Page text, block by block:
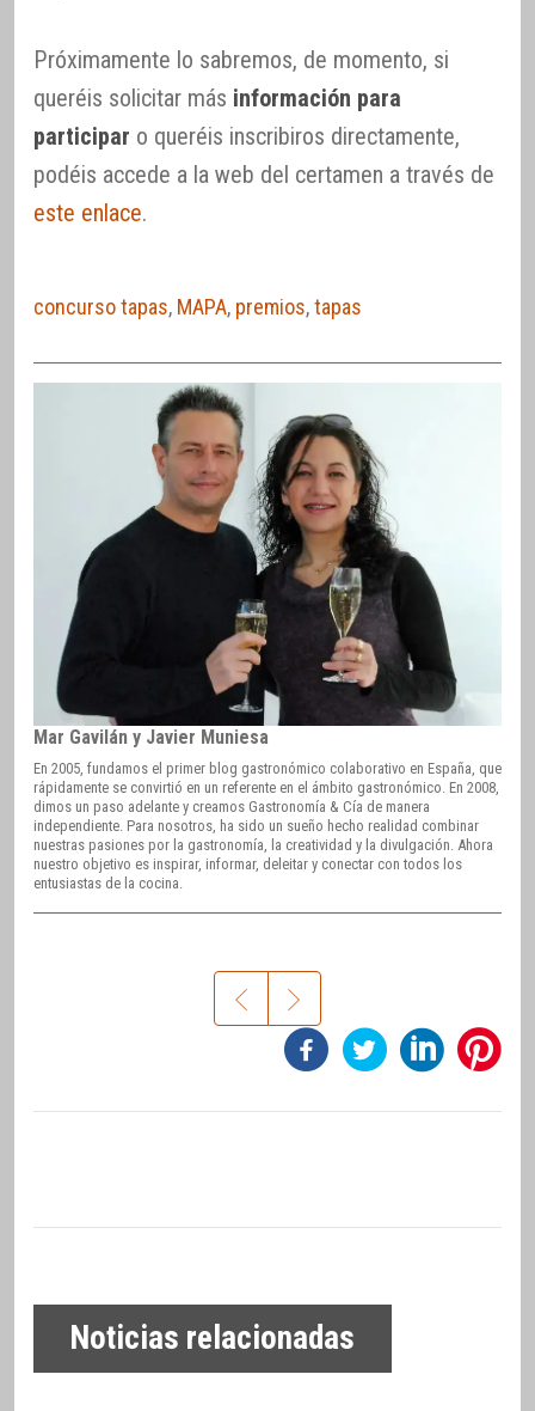
Próximamente lo sabremos, de momento, si
queréis solicitar más información para
participar o queréis inscribiros directamente,
podéis accede a la web del certamen a través de
este enlace.
concurso tapas, MAPA, premios,tapas
Mar Gavilán y Javier Muniesa
En 2005, fundamos el primer blog gastronómico colaborativo en España, que
rápidamente se convirtió en un referente en el ámbito gastronómico. En 2008,
dimos un paso adelante y creamos Gastronomía & Cía de manera
independiente. Para nosotros, ha sido un sueño hecho realidad combinar
nuestras pasiones por la gastronomía, la creatividad y la divulgación. Ahora
nuestro objetivo es inspirar, informar, deleitar y conectar con todos los
entusiastas de la cocina.
Noticias relacionadas